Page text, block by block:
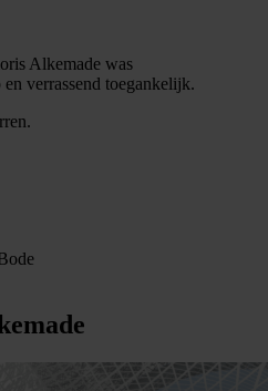
Alkemade was
verrassend toegankelijk.